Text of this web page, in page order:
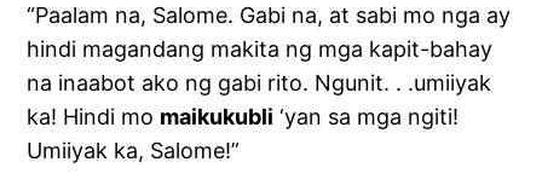
“Paalam na, Salome. Gabi na, at sabi mo nga ay
hindi magandang makita ng mga kapit-bahay
na inaabot ako ng gabi rito. Ngunit. . .umiiyak
ka! Hindi mo maikukubli ‘yan sa mga ngiti!
Umiiyak ka, Salome!”